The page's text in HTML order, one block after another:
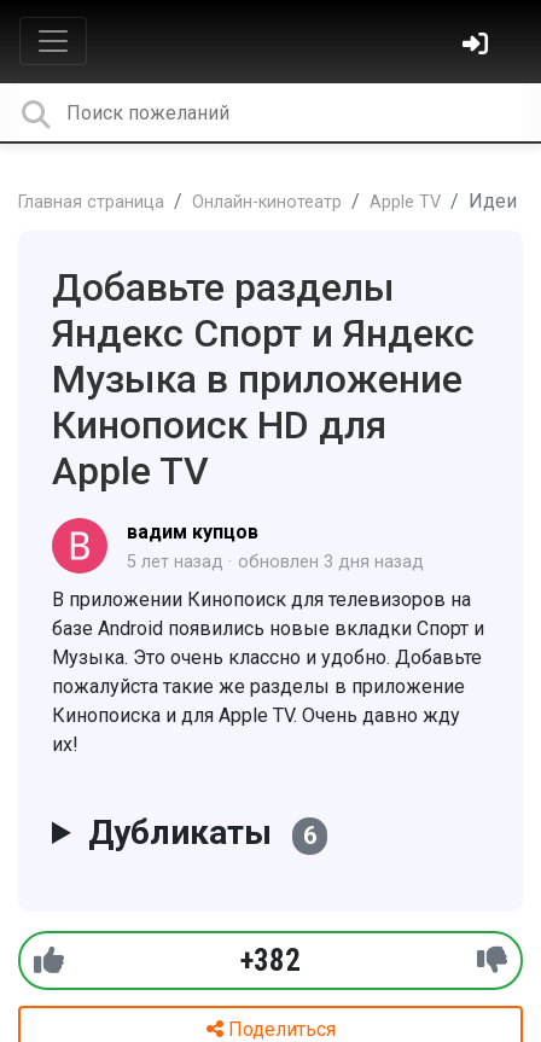
Главная страница Онлайн-кинотеатр Apple TV Идеи
Добавьте разделы
Яндекс Спорт и Яндекс
Музыка в приложение
Кинопоиск HD для
Apple TV
вадим купцов
5 лет назад обновлен 3 дня назад
В приложении Кинопоиск для телевизоров на
базе Android появились новые вкладки Спорт и
Музыка. Это очень классно и удобно. Добавьте
пожалуйста такие же разделы в приложение
Кинопоиска и для Apple TV. Очень давно жду
их!
Дубликаты 6
+382
Поделиться